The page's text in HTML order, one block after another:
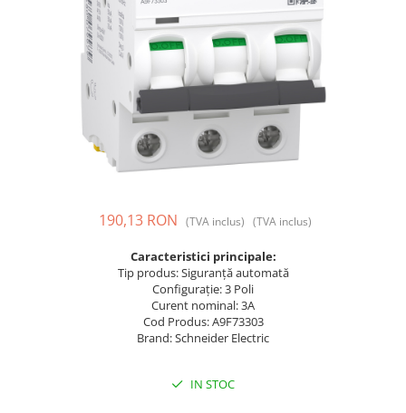
Prize și fișe industriale
Suporturi de fixare
Termostate
Variator de tensiune
190,13 RON (TVA inclus) (TVA inclus)
Caracteristici principale:
Tip produs: Siguranță automată
Configurație: 3 Poli
Curent nominal: 3A
Cod Produs: A9F73303
Brand: Schneider Electric
IN STOC